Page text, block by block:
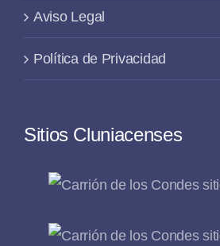
Aviso Legal
Política de Privacidad
Sitios Cluniacenses